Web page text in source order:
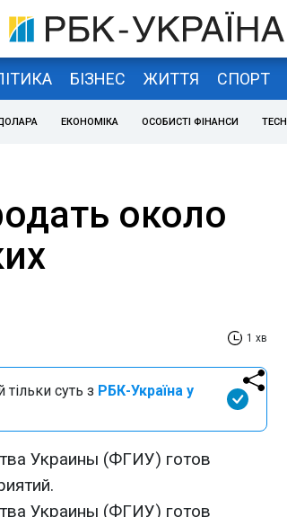
БІЗНЕС ЖИТТЯ СПОРТ
ЕКОНОМІКА ОСОБИСТІ ФІНАНСИ TECH
около
1 хв
суть з РБК-Україна у
Украины (ФГИУ) готов
Украины (ФГИУ) готов